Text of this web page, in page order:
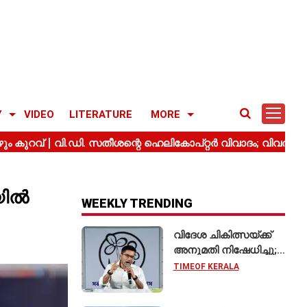
VIDEO LITERATURE MORE
WEEKLY TRENDING
വിദേശ ചികിത്സയ്ക്ക്
അനുമതി നിഷേധിച്ചു;
സുപ്രീം കോടതിയെ
TIMEOF KERALA